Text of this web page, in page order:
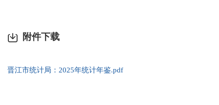
附件下载
晋江市统计局：2025年统计年鉴.pdf